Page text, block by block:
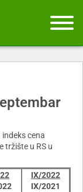
cena
tržište u RS u
IX/2022
IX/2021